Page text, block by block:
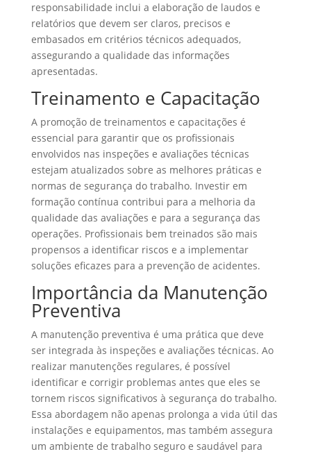
responsabilidade inclui a elaboração de laudos e
relatórios que devem ser claros, precisos e
embasados em critérios técnicos adequados,
assegurando a qualidade das informações
apresentadas.
Treinamento e Capacitação
A promoção de treinamentos e capacitações é
essencial para garantir que os profissionais
envolvidos nas inspeções e avaliações técnicas
estejam atualizados sobre as melhores práticas e
normas de segurança do trabalho. Investir em
formação contínua contribui para a melhoria da
qualidade das avaliações e para a segurança das
operações. Profissionais bem treinados são mais
propensos a identificar riscos e a implementar
soluções eficazes para a prevenção de acidentes.
Importância da Manutenção
Preventiva
A manutenção preventiva é uma prática que deve
ser integrada às inspeções e avaliações técnicas. Ao
realizar manutenções regulares, é possível
identificar e corrigir problemas antes que eles se
tornem riscos significativos à segurança do trabalho.
Essa abordagem não apenas prolonga a vida útil das
instalações e equipamentos, mas também assegura
um ambiente de trabalho seguro e saudável para